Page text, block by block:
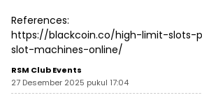
References:
https://blackcoin.co/high-limit-slots-
slot-machines-online/
RSM Club Events
27 Desember 2025 pukul 17:04